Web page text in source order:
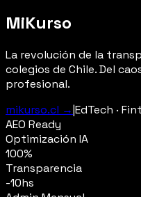
MiKurso
La revolución de la
colegios de Chile. Del
profesional.
mikurso.cl →|EdTech ·
AEO Ready
Optimización IA
100%
Transparencia
-10hs